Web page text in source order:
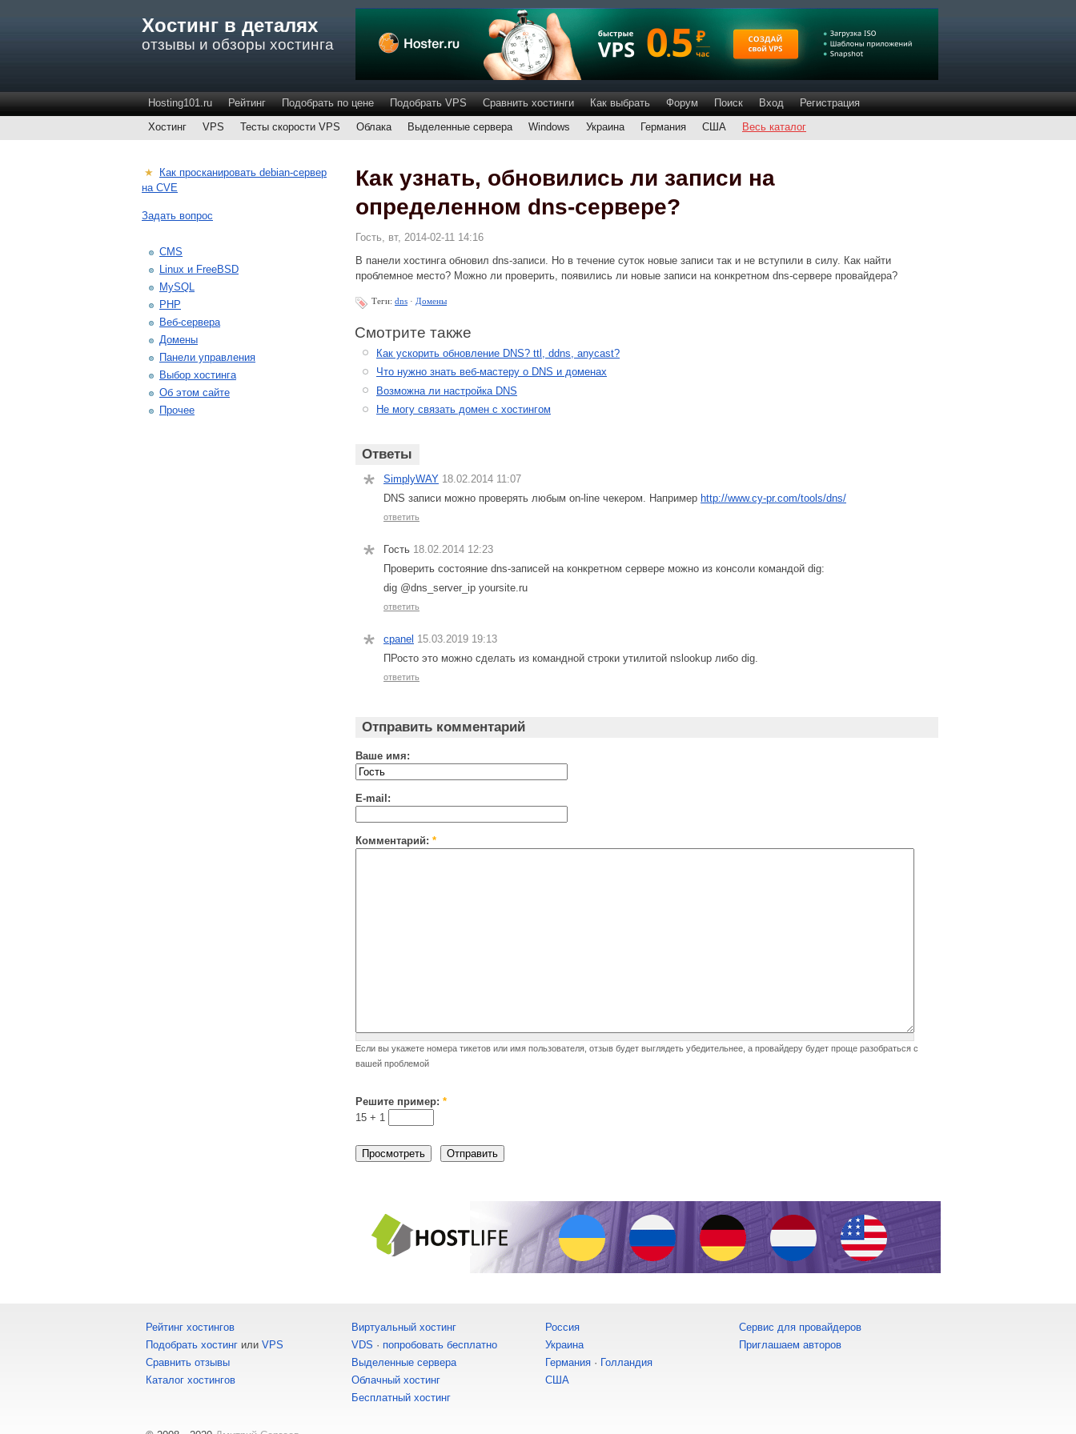
Хостинг в деталях
отзывы и обзоры хостинга
Hosting101.ru Рейтинг Подобрать по цене Подобрать VPS Сравнить хостинги Как выбрать Форум Поиск Вход
Регистрация
Хостинг
VPS Тесты скорости VPS Облака Выделенные сервера Windows Украина Германия США Весь каталог
Как узнать, обновились ли записи на
определенном dns-сервере?
Гость, вт, 2014-02-11 14:16
В панели хостинга обновил dns-записи. Но в течение суток новые записи так и не вступили в силу. Как найти
проблемное место? Можно ли проверить, появились ли новые записи на конкретном dns-сервере провайдера?
Теги: dns · Домены
Смотрите также
Как ускорить обновление DNS? ttl, ddns, anycast?
Что нужно знать веб-мастеру о DNS и доменах
Возможна ли настройка DNS
Не могу связать домен с хостингом
Ответы
SimplyWAY 18.02.2014 11:07
DNS записи можно проверять любым on-line чекером. Например http://www.cy-pr.com/tools/dns/
ответить
Гость 18.02.2014 12:23
Проверить состояние dns-записей на конкретном сервере можно из консоли командой dig:
dig @dns_server_ip yoursite.ru
ответить
cpanel 15.03.2019 19:13
ПРосто это можно сделать из командной строки утилитой nslookup либо dig.
ответить
Отправить комментарий
Ваше имя:
E-mail:
Комментарий: *
Если вы укажете номера тикетов или имя пользователя, отзыв будет выглядеть убедительнее, а провайдеру будет проще разобраться с
вашей проблемой
Решите пример: *
15 + 1
★ Как просканировать debian-сервер
на CVE
Задать вопрос
CMS
Linux и FreeBSD
MySQL
PHP
Веб-сервера
Домены
Панели управления
Выбор хостинга
Об этом сайте
Прочее
Рейтинг хостингов
Подобрать хостинг или VPS
Сравнить отзывы
Каталог хостингов
Виртуальный хостинг
VDS · попробовать бесплатно
Выделенные сервера
Облачный хостинг
Бесплатный хостинг
Россия
Украина
Германия · Голландия
США
Сервис для провайдеров
Приглашаем авторов